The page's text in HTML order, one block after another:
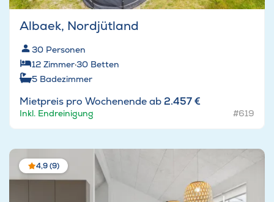
Albaek, Nordjütland
30 Personen
12 Zimmer·30 Betten
5 Badezimmer
Mietpreis pro Wochenende ab 2.457 €
Inkl. Endreinigung #619
4,9 (9)